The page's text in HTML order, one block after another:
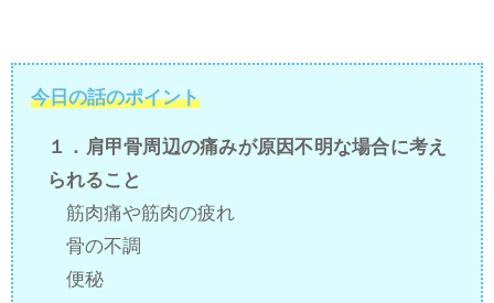
今日の話のポイント
１．肩甲骨周辺の痛みが原因不明な場合に考え
られること
筋肉痛や筋肉の疲れ
骨の不調
便秘